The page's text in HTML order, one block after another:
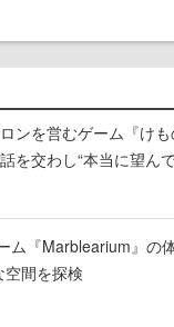
ンを営むゲーム『け
を交わし“本当に望ん
ム『Marblearium』の
間を探検